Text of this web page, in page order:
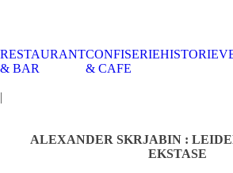
CAFE &
RESTAURANT
RESTAURANT
& BAR
CONFISERIE
& CAFE
HISTORIE
|
ALEXANDER SKRJABIN :
EKSTASE